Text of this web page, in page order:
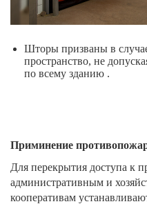
Шторы призваны в
пространство, не
по всему зданию .
Приминение
Для перекрытия доступа к
административным и
кооперативам